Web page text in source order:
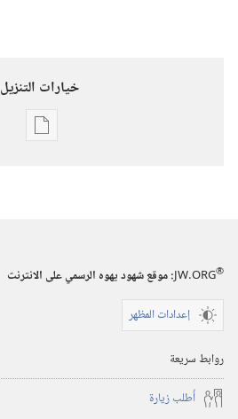
خيارات التنزيل
خيارات
الدراسية)‏
JW.ORG®
:‏ موقع شهود يهوه الرسمي على الانترنت
إعدادات المظهر
روابط سريعة
أُطلب زيارة